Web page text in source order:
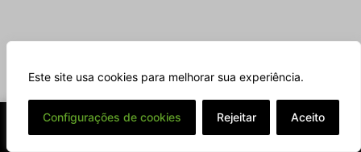
Este site usa cookies para melhorar sua experiência.
Configurações de cookies Rejeitar Aceito